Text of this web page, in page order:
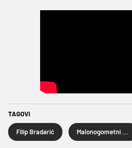
TAGOVI
Filip Bradarić